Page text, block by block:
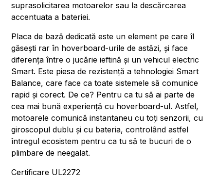
suprasolicitarea motoarelor sau la descărcarea
accentuata a bateriei.
Placa de bază dedicată este un element pe care îl
găsești rar în hoverboard-urile de astăzi, și face
diferența între o jucărie ieftină și un vehicul electric
Smart. Este piesa de rezistență a tehnologiei Smart
Balance, care face ca toate sistemele să comunice
rapid și corect. De ce? Pentru ca tu să ai parte de
cea mai bună experiență cu hoverboard-ul. Astfel,
motoarele comunică instantaneu cu toți senzorii, cu
giroscopul dublu și cu bateria, controlând astfel
întregul ecosistem pentru ca tu să te bucuri de o
plimbare de neegalat.
Certificare UL2272